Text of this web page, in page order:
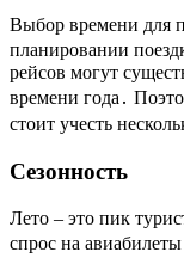
Выбор времени для
планировании
рейсов могут
времени года․
стоит учесть
Сезонность
Лето – это пик
спрос на